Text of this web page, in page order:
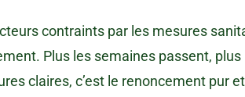
contraints par les mesures
Plus les semaines passent,
claires, c’est le renoncement pur